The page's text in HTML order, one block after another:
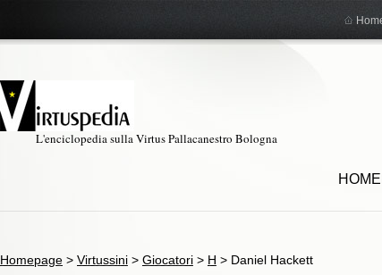
L'enciclopedia sulla Virtus Pallacanestro Bologna
Homepage > Virtussini > Giocatori > H > Daniel Hackett